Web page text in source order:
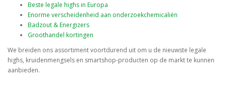
Beste legale highs in Europa
Enorme verscheidenheid aan onderzoekchemicaliën
Badzout & Energizers
Groothandel kortingen
We breiden ons assortiment voortdurend uit om u de nieuwste legale
highs, kruidenmengsels en smartshop-producten op de markt te kunnen
aanbieden.